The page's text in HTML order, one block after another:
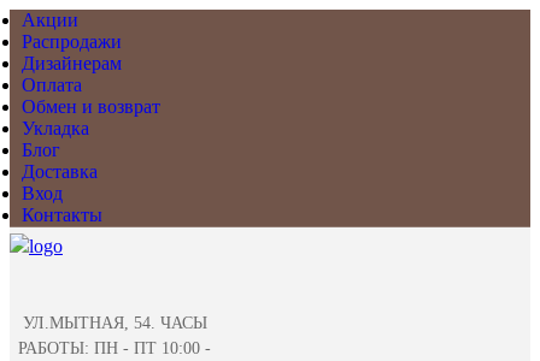
Акции
Распродажи
Дизайнерам
Оплата
Обмен и возврат
Укладка
Блог
Доставка
Вход
Контакты
УЛ.МЫТНАЯ, 54. ЧАСЫ
РАБОТЫ: ПН - ПТ 10:00 -